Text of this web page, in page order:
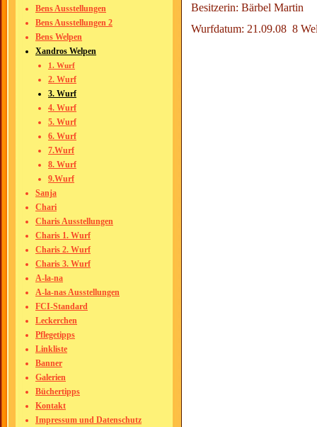
Bens Ausstellungen
Bens Ausstellungen 2
Bens Welpen
Xandros Welpen
1. Wurf
2. Wurf
3. Wurf
4. Wurf
5. Wurf
6. Wurf
7.Wurf
8. Wurf
9.Wurf
Sanja
Chari
Charis Ausstellungen
Charis 1. Wurf
Charis 2. Wurf
Charis 3. Wurf
A-la-na
A-la-nas Ausstellungen
FCI-Standard
Leckerchen
Pflegetipps
Linkliste
Banner
Galerien
Büchertipps
Kontakt
Impressum und Datenschutz
Besitzerin: Bärbel Martin
Wurfdatum: 21.09.08 8